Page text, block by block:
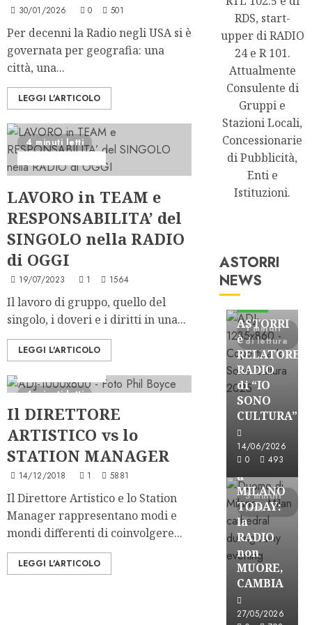
30/01/2026 0 501
Per decenni la Radio negli USA si è
governata per geografia: una
città, una...
LEGGI L'ARTICOLO
4 minuti letti
LAVORO in TEAM e
RESPONSABILITA’ del
SINGOLO nella RADIO
di OGGI
19/07/2023 1 1564
Il lavoro di gruppo, quello del
singolo, i doveri e i diritti in una...
LEGGI L'ARTICOLO
4 minuti letti
Il DIRETTORE
ARTISTICO vs lo
STATION MANAGER
14/12/2018 1 5881
Il Direttore Artistico e lo Station
Manager rappresentano modi e
mondi differenti di coinvolgere...
LEGGI L'ARTICOLO
RDS, start-
upper di RADIO
24 e R 101.
Attualmente
Consulente di
Gruppi e
Stazioni Locali,
Concessionarie
di Pubblicità,
Enti e
Istituzioni.
ASTORRI
NEWS
1 minuti
di lettura
Astorri News
ASTORRI
è
RELATORE
RADIO
di “IO
SONO
CULTURA”
14/06/2026
0
493
3 minuti
letti
FREE
ASTORRI
a
MILANO
TODAY:
la
RADIO
non
MUORE,
CAMBIA
27/05/2026
Astorri News